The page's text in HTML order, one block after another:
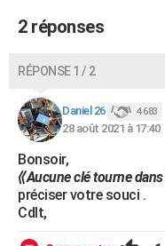
Dictionnaire
Biographies
Citations
Expressions
Proverbes
PROGRAMME TV
COPAINS D'AVANT
AVIS DE DÉCÈS
FORUM
Bricolage
Lifestyle
Culture
Sport
Auto
Television
Voyage
Cinema
2 réponses
RÉPONSE 1 / 2
Daniel 26 4 683
28 août 2021 à 17:40
Bonsoir,
⟪Aucune clé tourne
préciser votre souci .
Cdlt,